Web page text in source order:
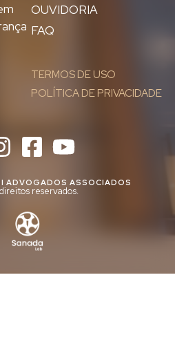
OUVIDORIA
FAQ
TERMOS DE USO
POLÍTICA DE PRIVACIDADE
ADVOGADOS ASSOCIADOS
reservados.